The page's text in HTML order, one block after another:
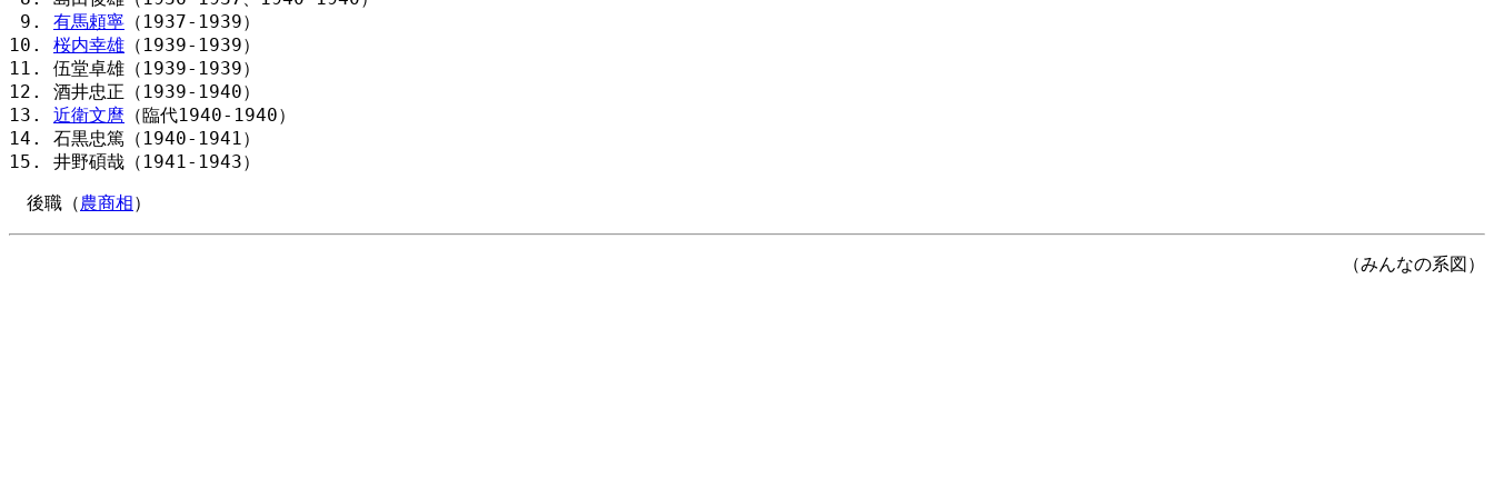
有馬頼寧 （1937-1939）
桜内幸雄 （1939-1939）
伍堂卓雄（1939-1939）
酒井忠正（1939-1940）
近衛文麿 （臨代1940-1940）
石黒忠篤（1940-1941）
井野碩哉（1941-1943）
後職（農商相）
（みんなの系図）